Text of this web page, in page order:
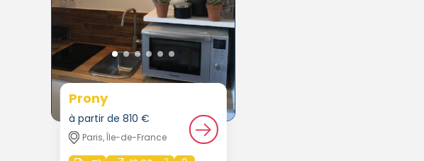
Prony
à partir de 810 €
Paris, Île-de-France